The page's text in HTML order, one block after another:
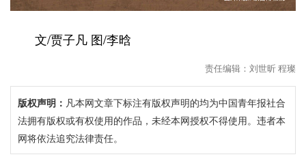
文/贾子凡 图/李晗
责任编辑：刘世昕 程璨
版权声明： 凡本网文章下标注有版权声明的均为中国青年报社合
法拥有版权或有权使用的作品，未经本网授权不得使用。违者本
网将依法追究法律责任。